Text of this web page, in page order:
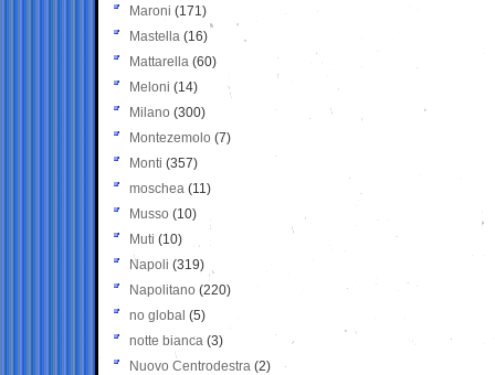
Maroni (171)
Mastella (16)
Mattarella (60)
Meloni (14)
Milano (300)
Montezemolo (7)
Monti (357)
moschea (11)
Musso (10)
Muti (10)
Napoli (319)
Napolitano (220)
no global (5)
notte bianca (3)
Nuovo Centrodestra (2)